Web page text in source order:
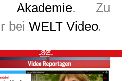
Akademie. Zu
bei WELT Video.